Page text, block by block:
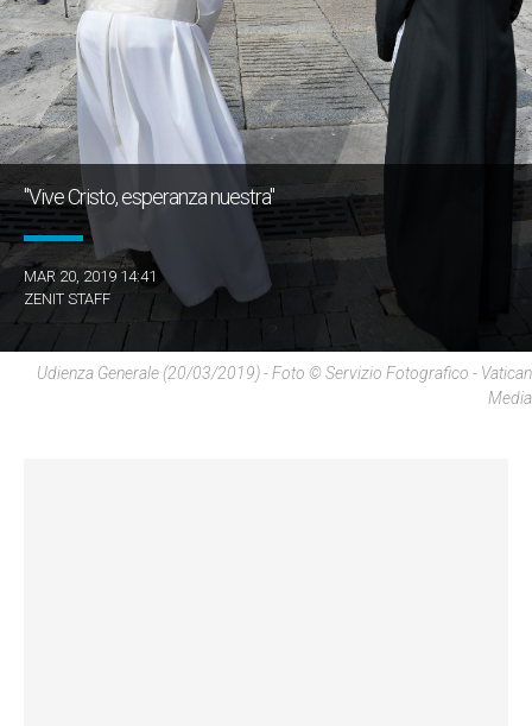
"Vive Cristo, esperanza nuestra"
MAR 20, 2019 14:41
ZENIT STAFF
Udienza Generale (20/03/2019) - Foto © Servizio Fotografico - Vatican
Media